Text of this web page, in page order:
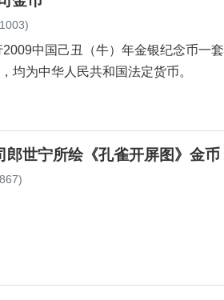
中国己丑（牛）年金银纪念币一
均为中华人民共和国法定货币。
世宁所绘《孔雀开屏图》金币